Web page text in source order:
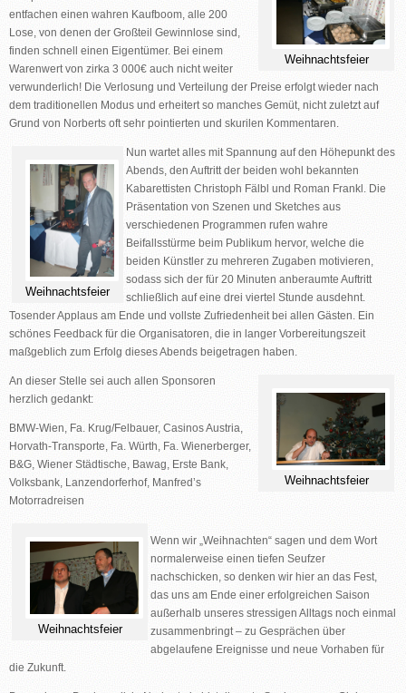
Weihnachtsfeier
entfachen einen wahren Kaufboom, alle 200
Lose, von denen der Großteil Gewinnlose sind,
finden schnell einen Eigentümer. Bei einem
Warenwert von zirka 3 000€ auch nicht weiter
verwunderlich! Die Verlosung und Verteilung der Preise erfolgt wieder nach
dem traditionellen Modus und erheitert so manches Gemüt, nicht zuletzt auf
Grund von Norberts oft sehr pointierten und skurilen Kommentaren.
Weihnachtsfeier
Nun wartet alles mit Spannung auf den Höhepunkt des
Abends, den Auftritt der beiden wohl bekannten
Kabarettisten Christoph Fälbl und Roman Frank . Die
Präsentation von Szenen und Sketches aus
verschiedenen Programmen rufen wahre
Beifallsstürme beim Publikum hervor, welche die
beiden Künstler zu mehreren Zugaben motivieren,
sodass sich der für 20 Minuten anberaumte Auftritt
schließlich auf eine drei viertel Stunde ausdehnt.
Tosender Applaus am Ende und vollste Zufriedenheit bei allen Gästen. Ein
schönes Feedback für die Organisatoren, die in langer Vorbereitungszeit
maßgeblich zum Erfolg dieses Abends beigetragen haben.
Weihnachtsfeier
An dieser Stelle sei auch allen Sponsoren
herzlich gedankt:
BMW-Wien, Fa. Krug/Felbauer, Casinos Austria,
Horvath-Transporte, Fa. Würth, Fa. Wienerberger,
B&G, Wiener Städtische, Bawag, Erste Bank,
Volksbank, Lanzendorferhof, Manfred’s
Motorradreisen
Weihnachtsfeier
Wenn wir „Weihnachten“ sagen und dem Wort
normalerweise einen tiefen Seufzer
nachschicken, so denken wir hier an das Fest,
das uns am Ende einer erfolgreichen Saison
außerhalb unseres stressigen Alltags noch einmal
zusammenbringt – zu Gesprächen über
abgelaufene Ereignisse und neue Vorhaben für
die Zukunft.